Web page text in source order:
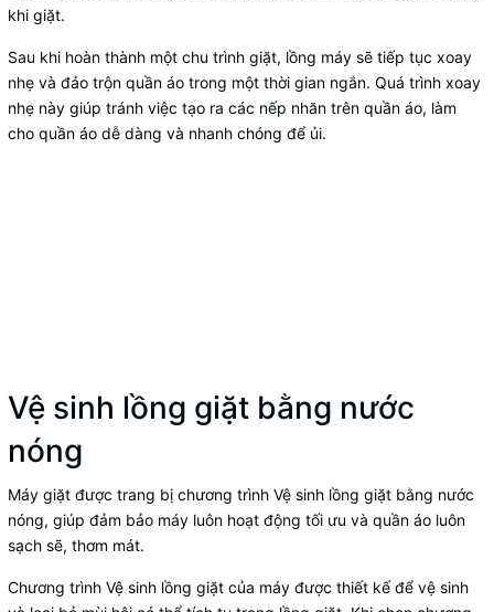
khi giặt.
Sau khi hoàn thành một chu trình giặt, lồng máy sẽ tiếp tục xoay
nhẹ và đảo trộn quần áo trong một thời gian ngắn. Quá trình xoay
nhẹ này giúp tránh việc tạo ra các nếp nhăn trên quần áo, làm
cho quần áo dễ dàng và nhanh chóng để ủi.
Vệ sinh lồng giặt bằng nước
nóng
Máy giặt được trang bị chương trình Vệ sinh lồng giặt bằng nước
nóng, giúp đảm bảo máy luôn hoạt động tối ưu và quần áo luôn
sạch sẽ, thơm mát.
Chương trình Vệ sinh lồng giặt của máy được thiết kế để vệ sinh